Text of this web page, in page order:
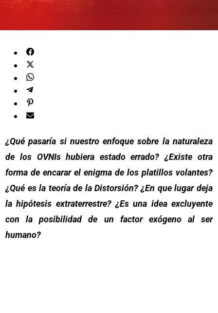
¿Qué pasaría si nuestro enfoque sobre la naturaleza
de los OVNIs hubiera estado errado? ¿Existe otra
forma de encarar el enigma de los platillos volantes?
¿Qué es la teoría de la Distorsión? ¿En que lugar deja
la hipótesis extraterrestre? ¿Es una idea excluyente
con la posibilidad de un factor exógeno al ser
humano?